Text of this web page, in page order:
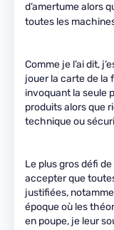
d’amertume alors
toutes les
Comme je l’ai dit,
jouer la carte de la
invoquant la seule
produits alors que
technique ou
Le plus gros défi
accepter que
justifiées,
époque où les
en poupe, je leur